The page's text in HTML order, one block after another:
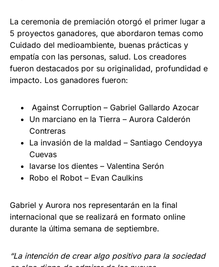
La ceremonia de premiación otorgó el primer lugar a
5 proyectos ganadores, que abordaron temas como
Cuidado del medioambiente, buenas prácticas y
empatía con las personas, salud. Los creadores
fueron destacados por su originalidad, profundidad e
impacto. Los ganadores fueron:
Against Corruption – Gabriel Gallardo Azocar
Un marciano en la Tierra – Aurora Calderón
Contreras
La invasión de la maldad – Santiago Cendoyya
Cuevas
lavarse los dientes – Valentina Serón
Robo el Robot – Evan Caulkins
Gabriel y Aurora nos representarán en la final
internacional que se realizará en formato online
durante la última semana de septiembre.
“La intención de crear algo positivo para la sociedad